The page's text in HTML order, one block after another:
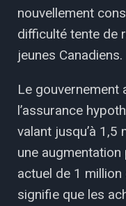
nouvellement
difficulté tente de
jeunes Canadiens.
Le gouvernement
l’assurance
valant jusqu’à 1,5
une
actuel de 1
signifie que les